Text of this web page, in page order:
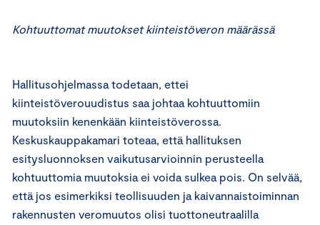
Kohtuuttomat muutokset kiinteistöveron määrässä
Hallitusohjelmassa todetaan, ettei
kiinteistöverouudistus saa johtaa kohtuuttomiin
muutoksiin kenenkään kiinteistöverossa.
Keskuskauppakamari toteaa, että hallituksen
esitysluonnoksen vaikutusarvioinnin perusteella
kohtuuttomia muutoksia ei voida sulkea pois. On selvää,
että jos esimerkiksi teollisuuden ja kaivannaistoiminnan
rakennusten veromuutos olisi tuottoneutraalilla